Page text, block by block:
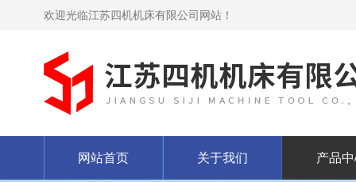
欢迎光临江苏四机机床有限公司网站！
网站首页 关于我们 产品